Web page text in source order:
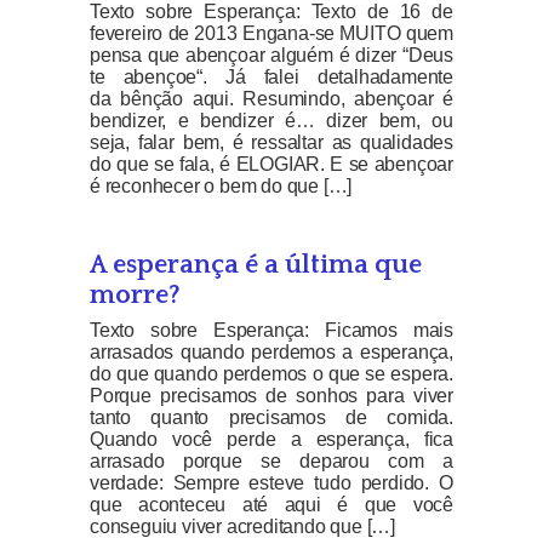
Texto sobre Esperança: Texto de 16 de
fevereiro de 2013 Engana-se MUITO quem
pensa que abençoar alguém é dizer “Deus
te abençoe“. Já falei detalhadamente
da bênção aqui. Resumindo, abençoar é
bendizer, e bendizer é… dizer bem, ou
seja, falar bem, é ressaltar as qualidades
do que se fala, é ELOGIAR. E se abençoar
é reconhecer o bem do que […]
A esperança é a última que
morre?
Texto sobre Esperança: Ficamos mais
arrasados quando perdemos a esperança,
do que quando perdemos o que se espera.
Porque precisamos de sonhos para viver
tanto quanto precisamos de comida.
Quando você perde a esperança, fica
arrasado porque se deparou com a
verdade: Sempre esteve tudo perdido. O
que aconteceu até aqui é que você
conseguiu viver acreditando que […]